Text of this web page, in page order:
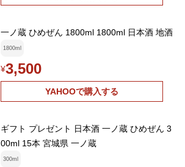
一ノ蔵 ひめぜん 1800ml 1800ml 日本酒 地酒
1800ml
¥3,500
YAHOOで購入する
ギフト プレゼント 日本酒 一ノ蔵 ひめぜん 3
00ml 15本 宮城県 一ノ蔵
300ml